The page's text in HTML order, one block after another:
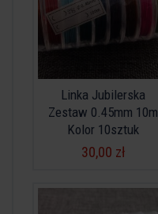
Linka Jubilerska
Zestaw 0.45mm 10m
Kolor 10sztuk
30,00 zł